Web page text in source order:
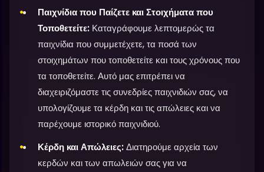
Παιχνίδια που Παίζετε και Στοιχήματα που
Τοποθετείτε: Καταγράφουμε λεπτομερώς τα
παιχνίδια που συμμετέχετε, τα ποσά των
στοιχημάτων που τοποθετείτε και τους χρόνους που
τα τοποθετείτε. Αυτό μας επιτρέπει να
διαχειριζόμαστε τις συνεδρίες παιχνιδιών σας, να
υπολογίζουμε τα κέρδη και τις απώλειες και να
παρέχουμε ιστορικό παιχνιδιού.
Κέρδη και Απώλειες:Διατηρούμε αρχεία των
κερδών και των απωλειών σας για να